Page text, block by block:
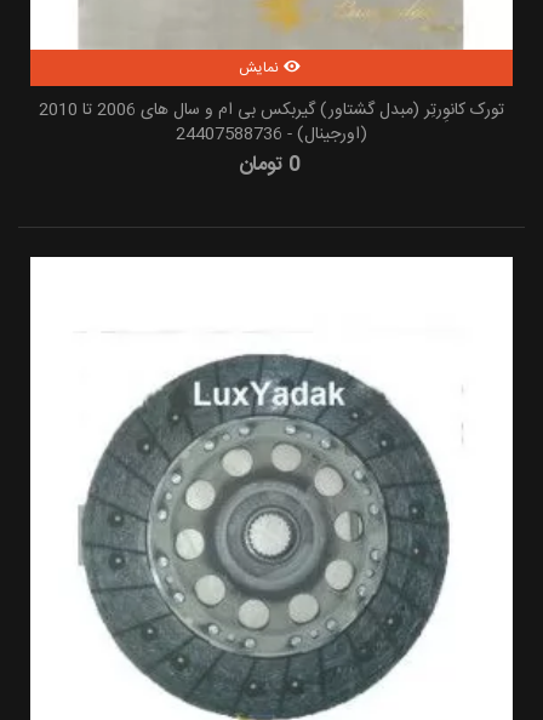
نمایش
تورک کانوِرتِر (مبدل گشتاور) گیربکس بی ام و سال های 2006 تا 2010
(اورجینال) - 24407588736
0 تومان